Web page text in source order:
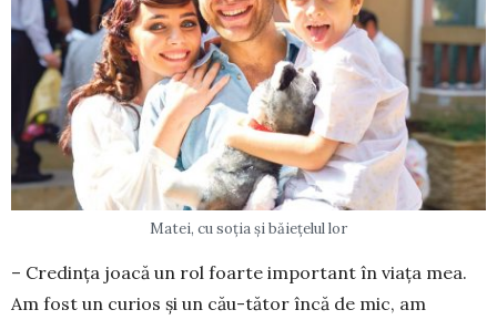
Matei, cu soția și băiețelul lor
– Credința joacă un rol foarte important în viața mea.
Am fost un curios și un cău-tător încă de mic, am